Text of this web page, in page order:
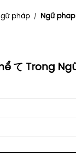
pháp / Ngữ
て Trong